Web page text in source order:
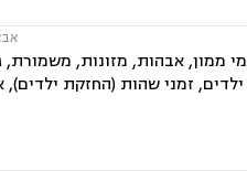
אבא
ממון, אבהות, מזונות, משמורת,
זמני שהות (החזקת ילדים),